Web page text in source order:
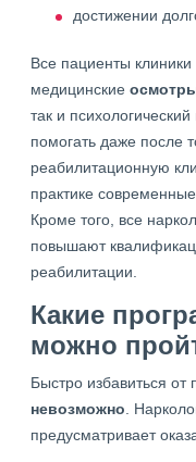
достижении
Все пациенты
медицинские
так и
помогать даже после
реабилитационную
практике
Кроме того, все
повышают
реабилитации.
Какие
можно
Быстро избавиться от
невозможно .
предусматривает